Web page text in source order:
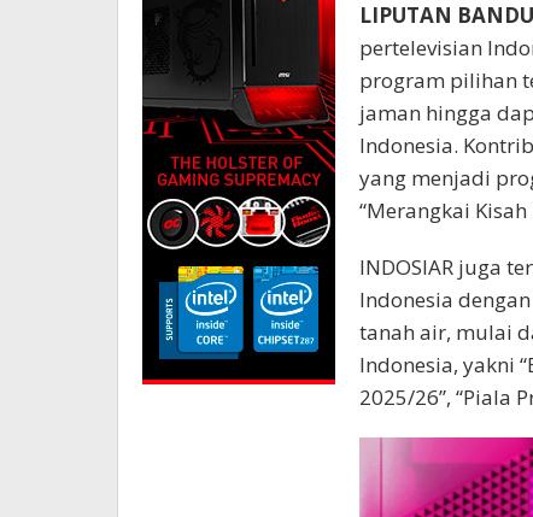
LIPUTAN
pertelevisian
program pilihan
jaman hingga
Indonesia.
yang menjadi
“Merangkai
INDOSIAR juga
Indonesia
tanah air, mulai
Indonesia, yakni
2025/26”, “Piala